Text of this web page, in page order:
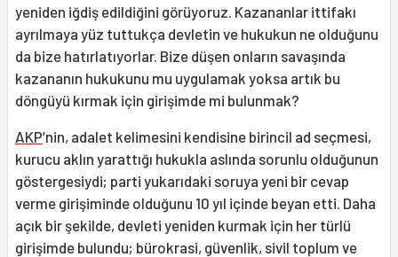
yeniden iğdiş edildiğini görüyoruz. Kazananlar ittifakı
ayrılmaya yüz tuttukça devletin ve hukukun ne olduğunu
da bize hatırlatıyorlar. Bize düşen onların savaşında
kazananın hukukunu mu uygulamak yoksa artık bu
döngüyü kırmak için girişimde mi bulunmak?
AKP’nin, adalet kelimesini kendisine birincil ad seçmesi,
kurucu aklın yarattığı hukukla aslında sorunlu olduğunun
göstergesiydi; parti yukarıdaki soruya yeni bir cevap
verme girişiminde olduğunu 10 yıl içinde beyan etti. Daha
açık bir şekilde, devleti yeniden kurmak için her türlü
girişimde bulundu; bürokrasi, güvenlik, sivil toplum ve